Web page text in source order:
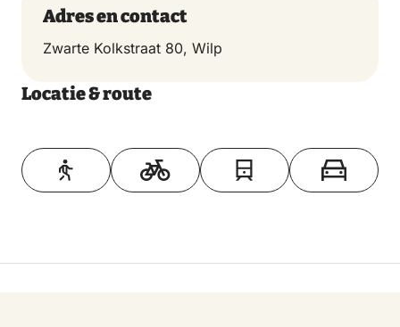
Adres en contact
Zwarte Kolkstraat 80, Wilp
Locatie & route
Toon op kaart